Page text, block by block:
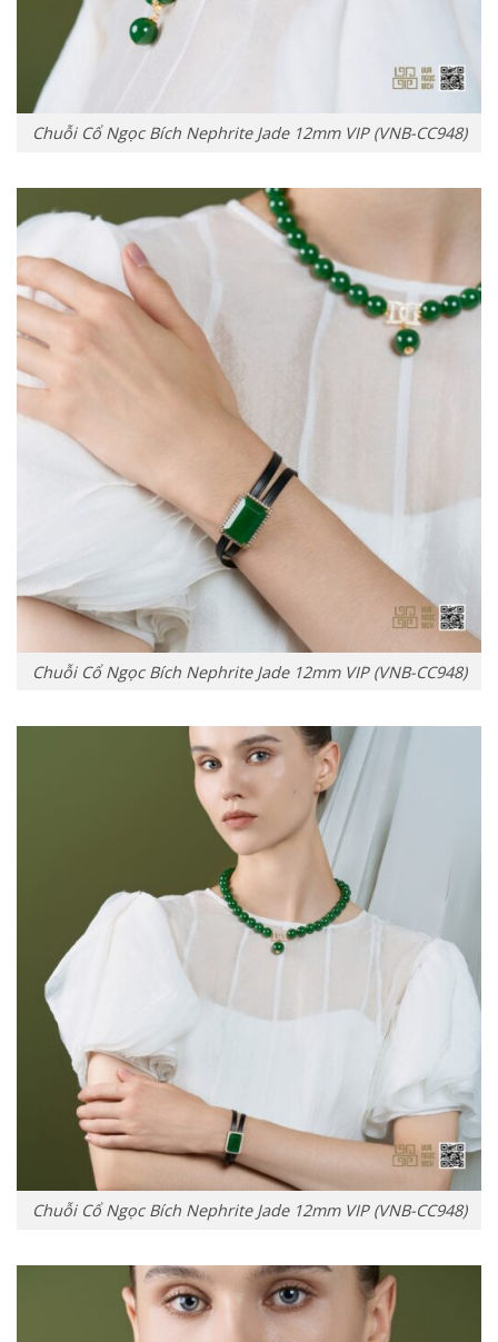
Chuỗi Cổ Ngọc Bích Nephrite Jade 12mm VIP (VNB-CC948)
Chuỗi Cổ Ngọc Bích Nephrite Jade 12mm VIP (VNB-CC948)
Chuỗi Cổ Ngọc Bích Nephrite Jade 12mm VIP (VNB-CC948)